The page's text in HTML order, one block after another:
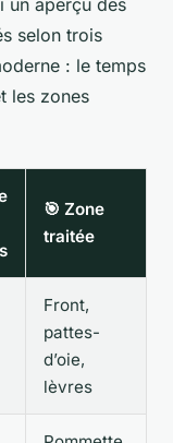
selon trois
: le temps
les zones
🎯 Zone
traitée
Front,
pattes-
d’oie,
lèvres